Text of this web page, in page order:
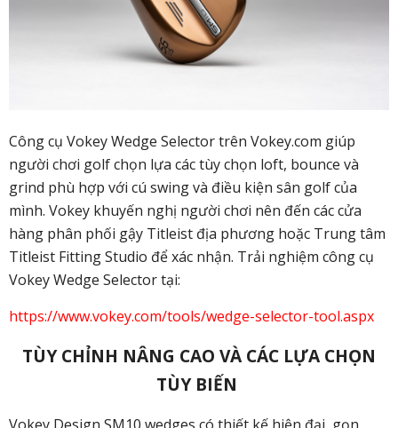
Công cụ Vokey Wedge Selector trên Vokey.com giúp
người chơi golf chọn lựa các tùy chọn loft, bounce và
grind phù hợp với cú swing và điều kiện sân golf của
mình. Vokey khuyến nghị người chơi nên đến các cửa
hàng phân phối gậy Titleist địa phương hoặc Trung tâm
Titleist Fitting Studio để xác nhận. Trải nghiệm công cụ
Vokey Wedge Selector tại:
https://www.vokey.com/tools/wedge-selector-tool.aspx
TÙY CHỈNH NÂNG CAO VÀ CÁC LỰA CHỌN
TÙY BIẾN
Vokey Design SM10 wedges có thiết kế hiện đại, gọn